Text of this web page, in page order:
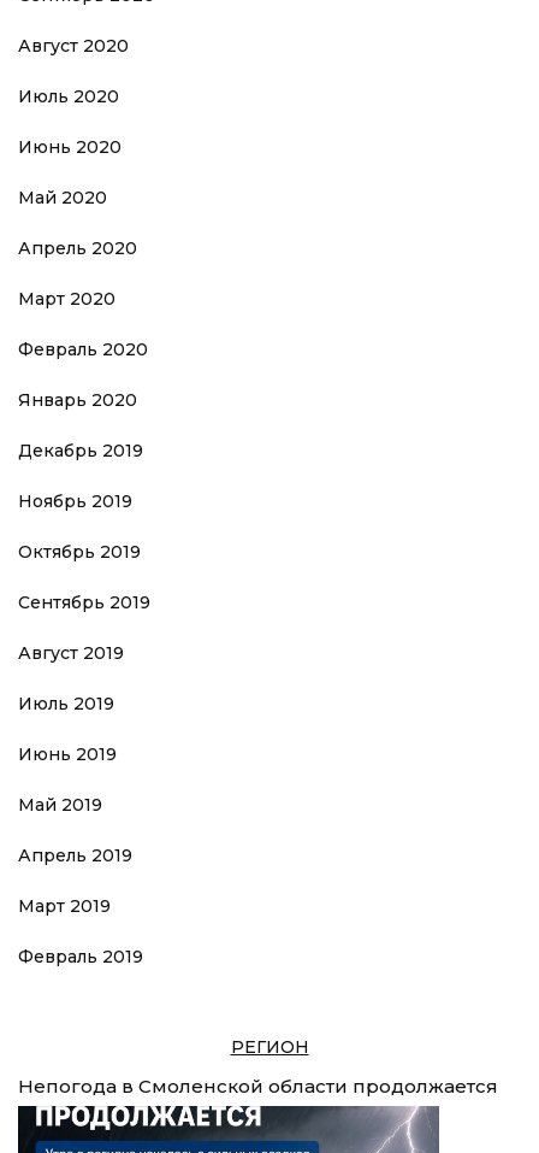
Август 2020
Июль 2020
Июнь 2020
Май 2020
Апрель 2020
Март 2020
Февраль 2020
Январь 2020
Декабрь 2019
Ноябрь 2019
Октябрь 2019
Сентябрь 2019
Август 2019
Июль 2019
Июнь 2019
Май 2019
Апрель 2019
Март 2019
Февраль 2019
РЕГИОН
Непогода в Смоленской области продолжается